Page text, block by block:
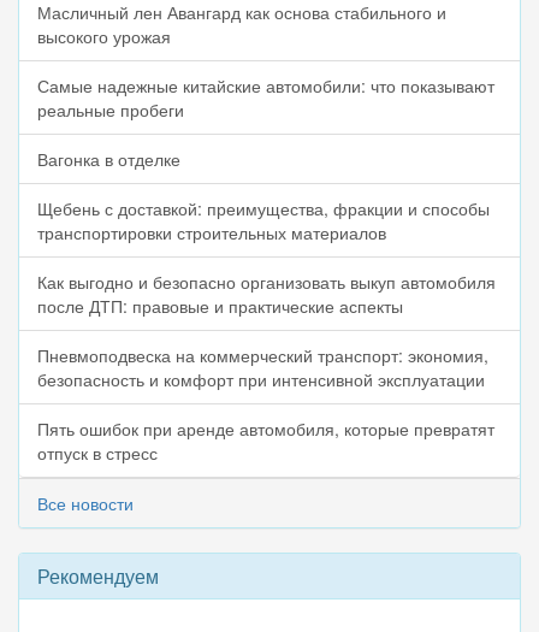
Масличный лен Авангард как основа стабильного и
высокого урожая
Самые надежные китайские автомобили: что показывают
реальные пробеги
Вагонка в отделке
Щебень с доставкой: преимущества, фракции и способы
транспортировки строительных материалов
Как выгодно и безопасно организовать выкуп автомобиля
после ДТП: правовые и практические аспекты
Пневмоподвеска на коммерческий транспорт: экономия,
безопасность и комфорт при интенсивной эксплуатации
Пять ошибок при аренде автомобиля, которые превратят
отпуск в стресс
Все новости
Рекомендуем